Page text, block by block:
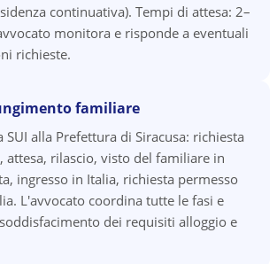
continuativa). Tempi di attesa: 2–
monitora e risponde a eventuali
richieste.
familiare
SUI alla Prefettura di Siracusa: richiesta
attesa, rilascio, visto del familiare in
ingresso in Italia, richiesta permesso
L'avvocato coordina tutte le fasi e
dei requisiti alloggio e